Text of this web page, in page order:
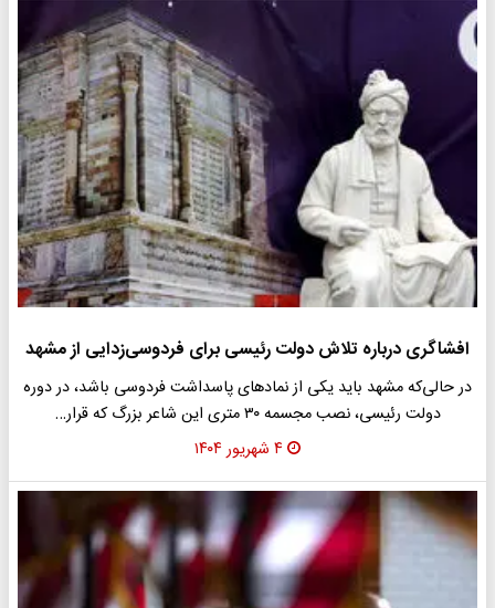
افشاگری درباره تلاش دولت رئیسی برای فردوسی‌زدایی از مشهد
در حالی‌که مشهد باید یکی از نمادهای پاسداشت فردوسی باشد، در دوره
دولت رئیسی، نصب مجسمه ۳۰ متری این شاعر بزرگ که قرار…
۴ شهریور ۱۴۰۴